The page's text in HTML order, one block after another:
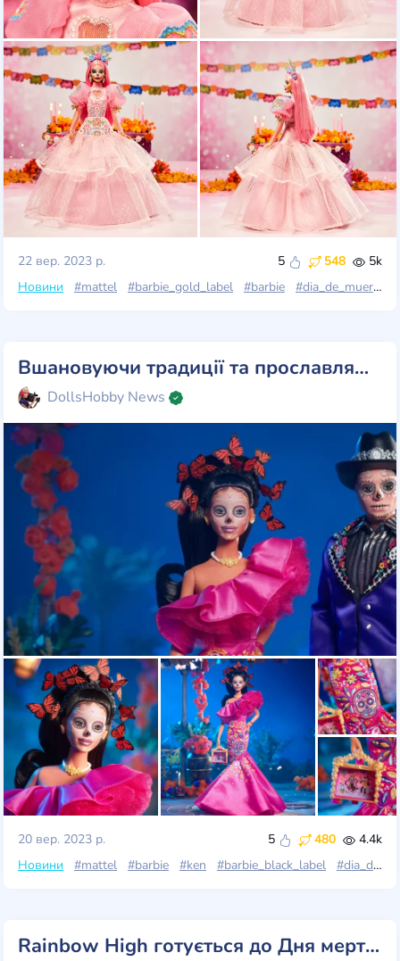
22 вер. 2023 р. 5 548
5k
Новини
#mattel #barbie_gold_label #barbie #dia_de_muertos
Вшановуючи традиції та прославляючи життя: Барбі та Кен Día De Muertos 2023
DollsHobby News
20 вер. 2023 р. 5 480
4.4k
Новини
#mattel #barbie #ken #barbie_black_label #dia_de_muertos
Rainbow High готується до Дня мертвих 2022 з Maria Garcia